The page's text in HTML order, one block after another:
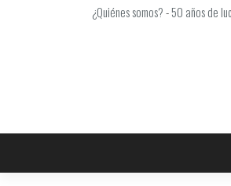
¿Quiénes somos?-50 años de